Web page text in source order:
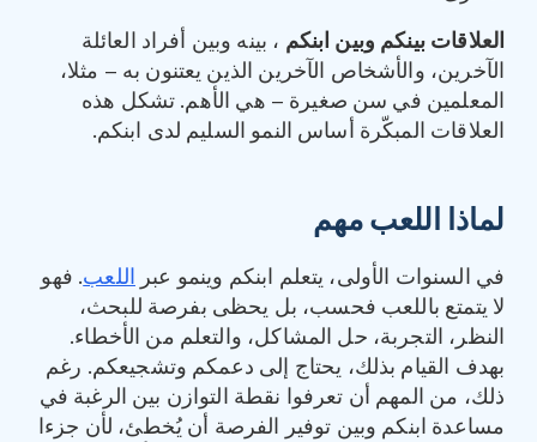
العلاقات بينكم وبين ابنكم ، بينه وبين أفراد العائلة
الآخرين، والأشخاص الآخرين الذين يعتنون به – مثلا،
المعلمين في سن صغيرة – هي الأهم. تشكل هذه
العلاقات المبكّرة أساس النمو السليم لدى ابنكم.
لماذا اللعب مهم
في السنوات الأولى، يتعلم ابنكم وينمو عبر اللعب. فهو
لا يتمتع باللعب فحسب، بل يحظى بفرصة للبحث،
النظر، التجربة، حل المشاكل، والتعلم من الأخطاء.
بهدف القيام بذلك، يحتاج إلى دعمكم وتشجيعكم. رغم
ذلك، من المهم أن تعرفوا نقطة التوازن بين الرغبة في
مساعدة ابنكم وبين توفير الفرصة أن يُخطئ، لأن جزءا